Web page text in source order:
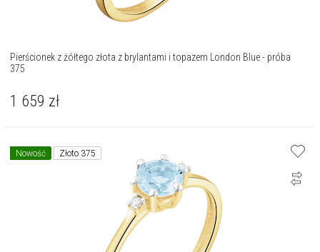
Pierścionek z żółtego złota z brylantami i topazem London Blue - próba
375
1 659 zł
Nowość Złoto 375